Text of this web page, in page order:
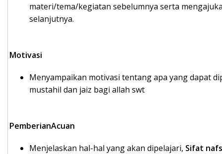
materi/tema/kegiatan sebelumnya serta
selanjutnya.
Motivasi
Menyampaikan motivasi tentang apa yang dapat
mustahil dan jaiz bagi allah swt
PemberianAcuan
Menjelaskan hal-hal yang akan dipelajari, Sifat